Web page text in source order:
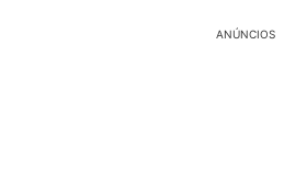
ANÚNCIOS